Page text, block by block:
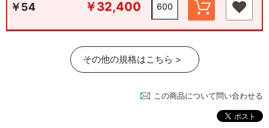
￥54 ￥32,400
その他の規格はこちら >
この商品について問い合わせる